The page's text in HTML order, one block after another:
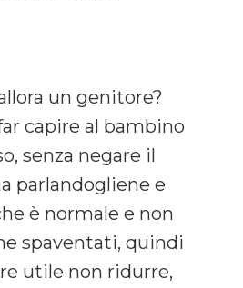
un genitore?
capire al bambino
senza negare il
parlandogliene e
è normale e non
spaventati, quindi
utile non ridurre,